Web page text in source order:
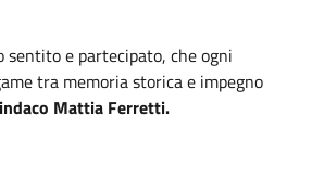
sentito e partecipato, che ogni
tra memoria storica e impegno
Mattia Ferretti.